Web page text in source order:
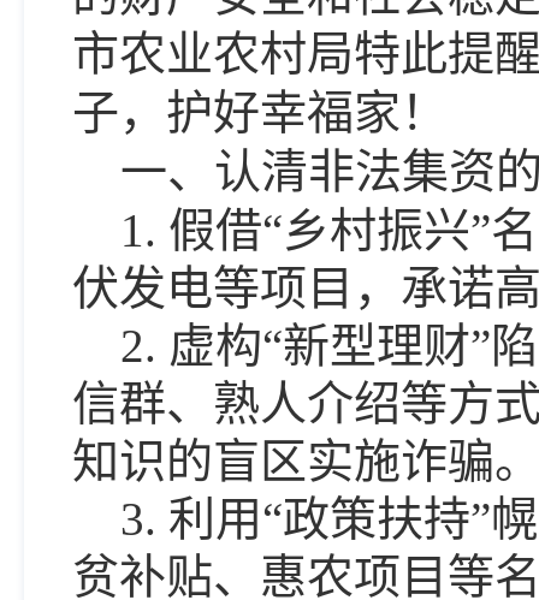
市农业农村局特此提
子，护好幸福家！
一、认清非法集资
1. 假借“乡村振兴”
伏发电等项目，承诺
2. 虚构“新型理财”
信群、熟人介绍等方
知识的盲区实施诈骗
3. 利用“政策扶持”
贫补贴、惠农项目等